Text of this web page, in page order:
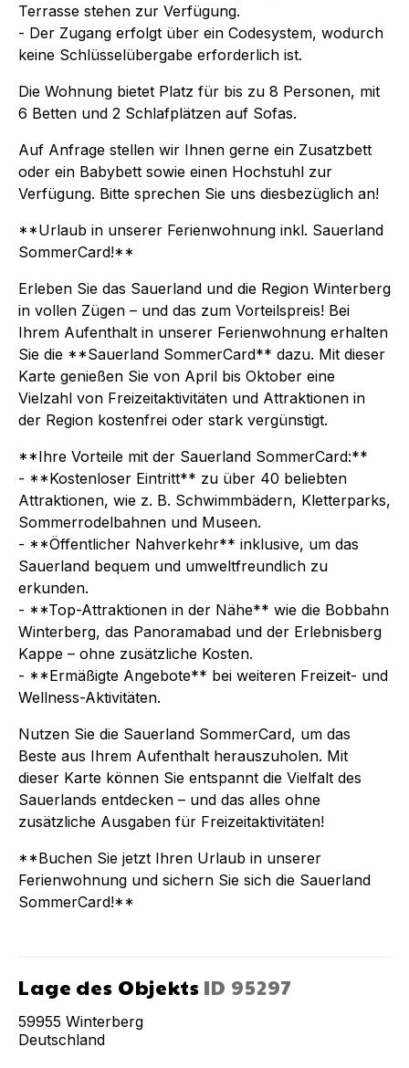
Terrasse stehen zur Verfügung.
- Der Zugang erfolgt über ein Codesystem, wodurch
keine Schlüsselübergabe erforderlich ist.
Die Wohnung bietet Platz für bis zu 8 Personen, mit
6 Betten und 2 Schlafplätzen auf Sofas.
Auf Anfrage stellen wir Ihnen gerne ein Zusatzbett
oder ein Babybett sowie einen Hochstuhl zur
Verfügung. Bitte sprechen Sie uns diesbezüglich an!
**Urlaub in unserer Ferienwohnung inkl. Sauerland
SommerCard!**
Erleben Sie das Sauerland und die Region Winterberg
in vollen Zügen – und das zum Vorteilspreis! Bei
Ihrem Aufenthalt in unserer Ferienwohnung erhalten
Sie die **Sauerland SommerCard** dazu. Mit dieser
Karte genießen Sie von April bis Oktober eine
Vielzahl von Freizeitaktivitäten und Attraktionen in
der Region kostenfrei oder stark vergünstigt.
**Ihre Vorteile mit der Sauerland SommerCard:**
- **Kostenloser Eintritt** zu über 40 beliebten
Attraktionen, wie z. B. Schwimmbädern, Kletterparks,
Sommerrodelbahnen und Museen.
- **Öffentlicher Nahverkehr** inklusive, um das
Sauerland bequem und umweltfreundlich zu
erkunden.
- **Top-Attraktionen in der Nähe** wie die Bobbahn
Winterberg, das Panoramabad und der Erlebnisberg
Kappe – ohne zusätzliche Kosten.
- **Ermäßigte Angebote** bei weiteren Freizeit- und
Wellness-Aktivitäten.
Nutzen Sie die Sauerland SommerCard, um das
Beste aus Ihrem Aufenthalt herauszuholen. Mit
dieser Karte können Sie entspannt die Vielfalt des
Sauerlands entdecken – und das alles ohne
zusätzliche Ausgaben für Freizeitaktivitäten!
**Buchen Sie jetzt Ihren Urlaub in unserer
Ferienwohnung und sichern Sie sich die Sauerland
SommerCard!**
Lage des Objekts ID 95297
59955 Winterberg
Deutschland